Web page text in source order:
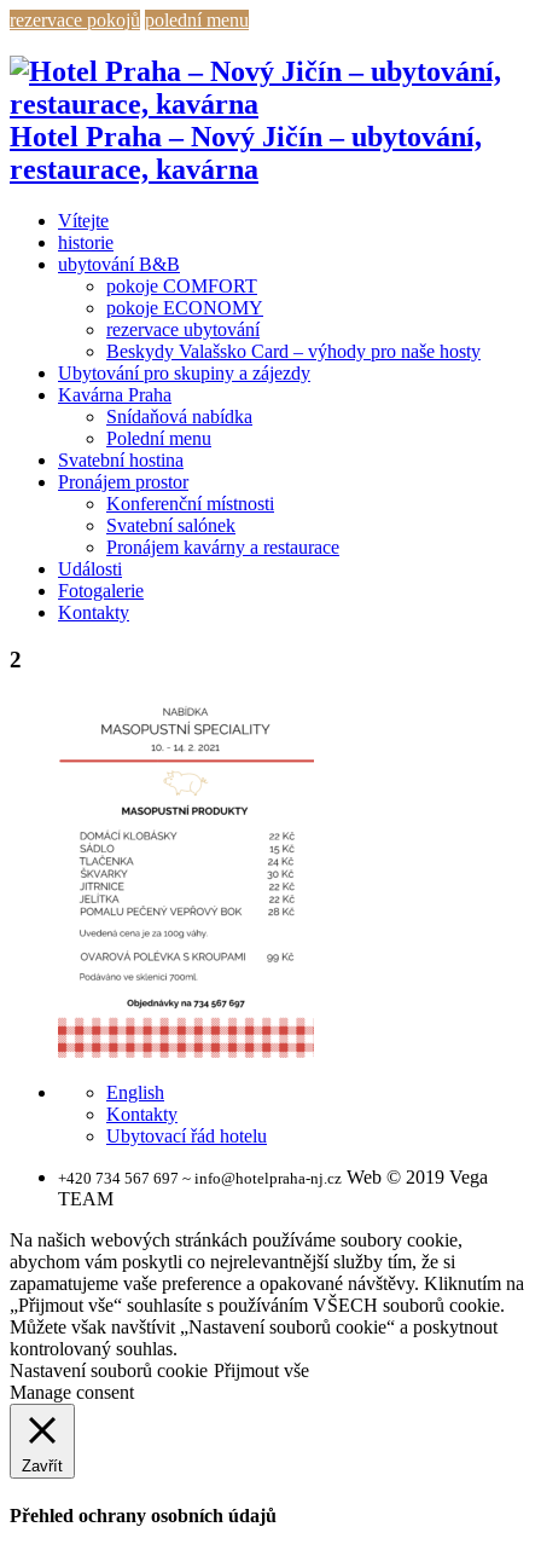
rezervace pokojů polední menu
Hotel Praha – Nový Jičín – ubytování,
restaurace, kavárna
Vítejte
historie
ubytování B&B
pokoje COMFORT
pokoje ECONOMY
rezervace ubytování
Beskydy Valašsko Card – výhody pro naše hosty
Ubytování pro skupiny a zájezdy
Kavárna Praha
Snídaňová nabídka
Polední menu
Svatební hostina
Pronájem prostor
Konferenční místnosti
Svatební salónek
Pronájem kavárny a restaurace
Události
Fotogalerie
Kontakty
2
English
Kontakty
Ubytovací řád hotelu
+420 734 567 697 ~ info@hotelpraha-nj.cz Web © 2019 Vega
TEAM
Na našich webových stránkách používáme soubory cookie,
abychom vám poskytli co nejrelevantnější služby tím, že si
zapamatujeme vaše preference a opakované návštěvy. Kliknutím na
„Přijmout vše“ souhlasíte s používáním VŠECH souborů cookie.
Můžete však navštívit „Nastavení souborů cookie“ a poskytnout
kontrolovaný souhlas.
Nastavení souborů cookie Přijmout vše
Manage consent
Zavřít
Přehled ochrany osobních údajů